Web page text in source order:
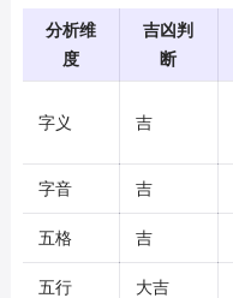
分析维
度
吉凶判
断
字义 吉
字音 吉
五格 吉
五行 大吉